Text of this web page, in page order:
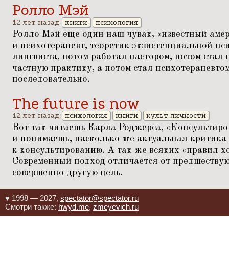
Ролло Мэй
12 лет назад книги психология
Ролло Мэй еще один наш чувак, «известный
и психотерапевт, теоретик экзистенциальной
лингвиста, потом работал пастором, потом стал
частную практику, а потом стал
последовательно.
The future is now
12 лет назад психология книги культ личности
Вот так читаешь Карла Роджерса, «
и понимаешь, насколько же актуальная
к консультированию. А так же всяких «правил
Современный подход отличается от
совершенно другую цель.
♥ 1998 — 2027, spectator@spectator.ru
Смотри также: hwyd.me, zmeyevich.ru